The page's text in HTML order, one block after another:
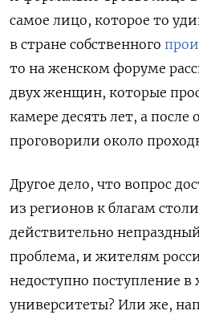
самое лицо, которое то
в стране собственного
то на женском форуме
двух женщин, которые
камере десять лет, а после
проговорили около
Другое дело, что вопрос
из регионов к благам
действительно
проблема, и жителям
недоступно поступление
университеты? Или же,